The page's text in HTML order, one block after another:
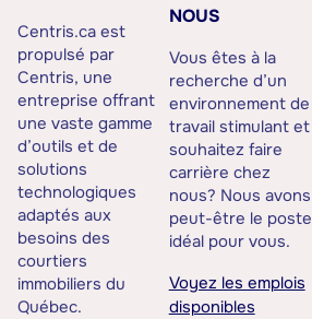
Centris.ca est
propulsé par
Centris, une
entreprise offrant
une vaste gamme
d’outils et de
solutions
technologiques
adaptés aux
besoins des
courtiers
immobiliers du
Québec.
NOUS
Vous êtes à la
recherche d’un
environnement de
travail stimulant et
souhaitez faire
carrière chez
nous? Nous avons
peut-être le poste
idéal pour vous.
Voyez les emplois
disponibles